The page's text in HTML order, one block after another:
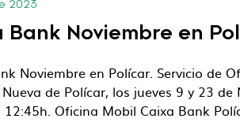
2023
Bank Noviembre en
Noviembre en Polícar. Servicio de
de Polícar, los jueves 9 y 23
12:45h. Oficina Mobil Caixa Bank